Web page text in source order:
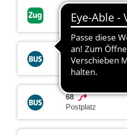
Coswig Bahnhof
SEV
Dresden
68
Postplatz